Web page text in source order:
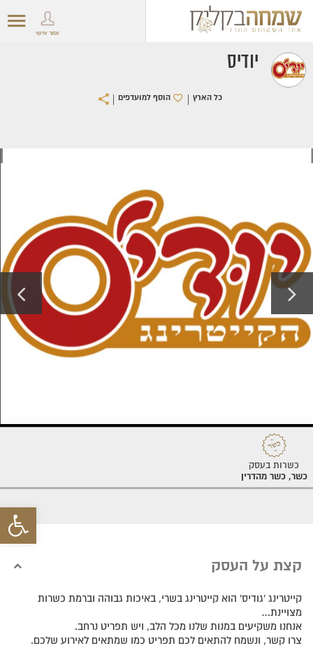
פתח
אזור אישי
יודיס
כל הארץ | הוסף למועדפים |
כשרות בעסק
כשר, כשר מהדרין
קצת על העסק
קייטרינג 'גודיס' הוא קייטרינג בשרי, באיכות גבוהה וברמת כשרות
מצויינת…
אנחנו משקיעים במנות שלנו מכל הלב, ויש תפריט נרחב.
צרו קשר, ונשמח להתאים לכם תפריט כמו שמתאים לאירוע שלכם.